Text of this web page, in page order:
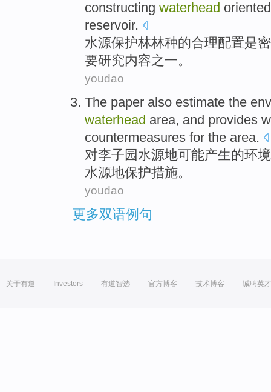
constructing waterhead
reservoir.
水源保护林林种的合理配置是
要研究内容之一。
youdao
The paper also estimate the
waterhead area, and provides
countermeasures for the area.
对李子园 水源地可能产生的环境
水源地保护措施。
youdao
更多双语例句
关于有道 Investors 有道智选 官方博客 技术博客 诚聘英才